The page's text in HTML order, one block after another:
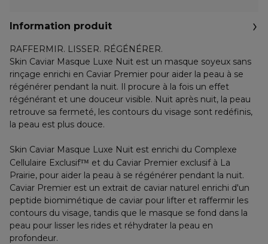
Information produit
RAFFERMIR. LISSER. RÉGÉNÉRER.
Skin Caviar Masque Luxe Nuit est un masque soyeux sans
rinçage enrichi en Caviar Premier pour aider la peau à se
régénérer pendant la nuit. Il procure à la fois un effet
régénérant et une douceur visible. Nuit après nuit, la peau
retrouve sa fermeté, les contours du visage sont redéfinis,
la peau est plus douce.
Skin Caviar Masque Luxe Nuit est enrichi du Complexe
Cellulaire Exclusif™ et du Caviar Premier exclusif à La
Prairie, pour aider la peau à se régénérer pendant la nuit.
Caviar Premier est un extrait de caviar naturel enrichi d'un
peptide biomimétique de caviar pour lifter et raffermir les
contours du visage, tandis que le masque se fond dans la
peau pour lisser les rides et réhydrater la peau en
profondeur.